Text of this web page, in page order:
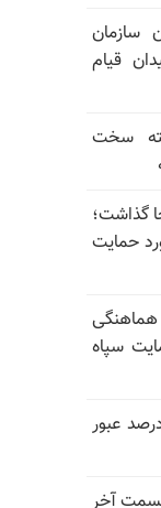
سازمان
قیام
سخت
زخمی برجا گذاشت؛
حمایت
هماهنگی
سپاه
فلاکت در ۱۹ استان از ۱۰۰ درصد عبور
آخر